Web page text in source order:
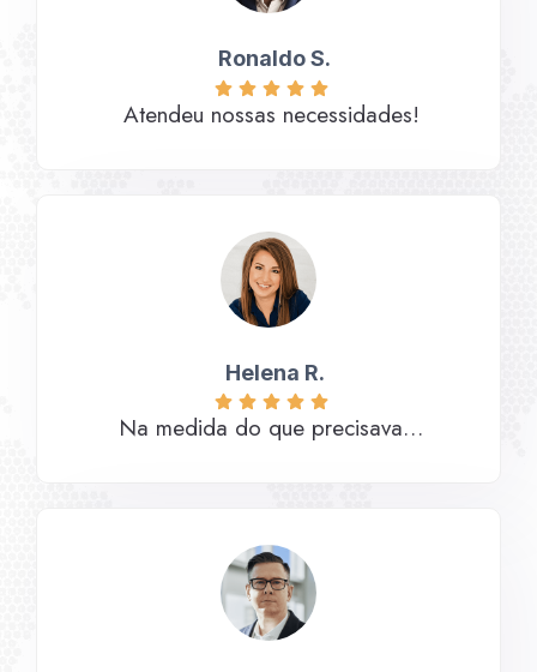
Ronaldo S.
Atendeu nossas necessidades!
Helena R.
Na medida do que precisava…